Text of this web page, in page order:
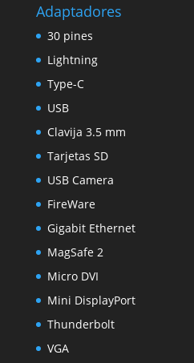
Adaptadores
30 pines
Lightning
Type-C
USB
Clavija 3.5 mm
Tarjetas SD
USB Camera
FireWare
Gigabit Ethernet
MagSafe 2
Micro DVI
Mini DisplayPort
Thunderbolt
VGA